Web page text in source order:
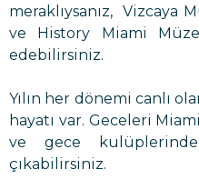
meraklıysanız, Vizcaya
ve History Miami
edebilirsiniz.
Yılın her dönemi canlı
hayatı var. Geceleri
ve gece
çıkabilirsiniz.